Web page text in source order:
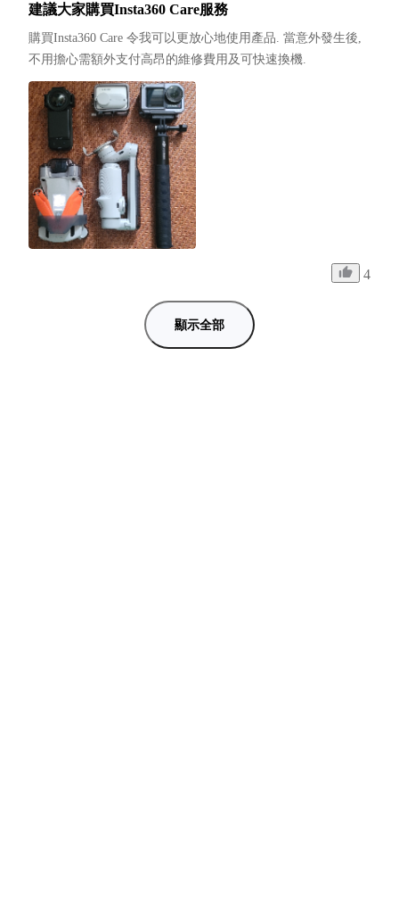
建議大家購買Insta360 Care服務
購買Insta360 Care 令我可以更放心地使用產品. 當意外發生後,
不用擔心需額外支付高昂的維修費用及可快速換機.
4
顯示全部